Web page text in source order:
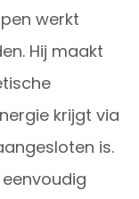
werkt
Hij maakt
krijgt via
is.